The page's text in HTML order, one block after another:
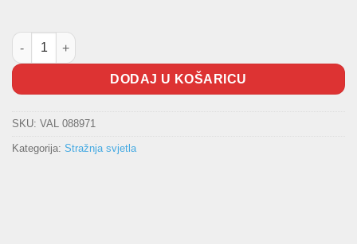
Stražnja lampa Clio III Valeo količina
DODAJ U KOŠARICU
SKU: VAL 088971
Kategorija: Stražnja svjetla